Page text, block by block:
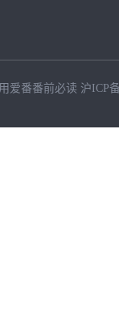
爱番番前必读 沪ICP